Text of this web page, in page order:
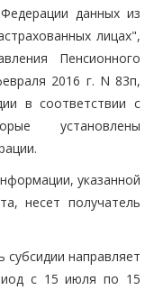
данных из
лицах",
Пенсионного
2016 г. N 83п,
в соответствии с
установлены
указанной
несет получатель
субсидии направляет
с 15 июля по 15